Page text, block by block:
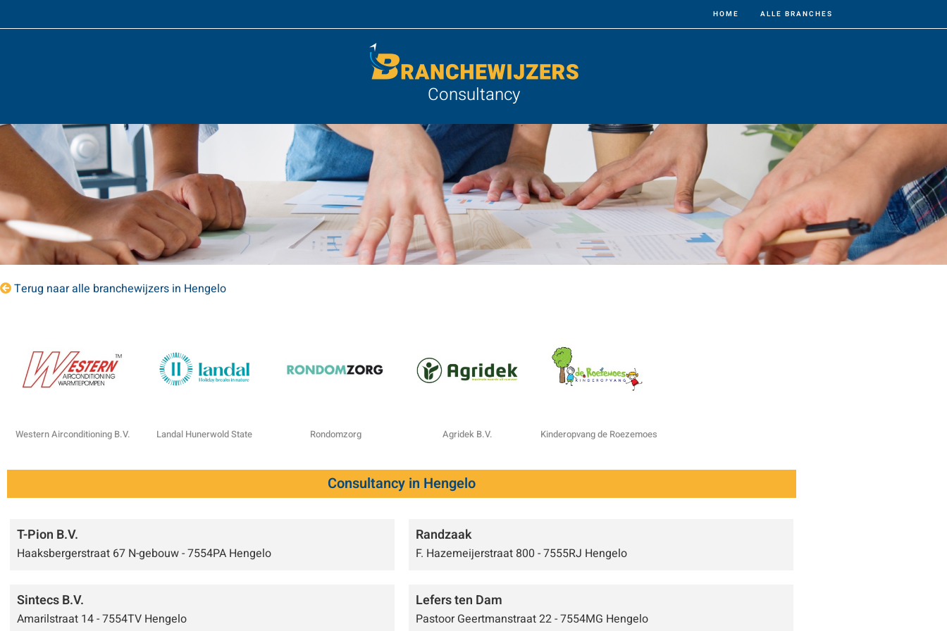
HOME ALLE BRANCHES
Consultancy
Terug naar alle branchewijzers in Hengelo
Western Airconditioning B.V. Landal Hunerwold State Rondomzorg Agridek B.V. Kinderopvang de Roezemoes
Consultancy in Hengelo
T-Pion B.V.
Haaksbergerstraat 67 N-gebouw - 7554PA Hengelo
Randzaak
F. Hazemeijerstraat 800 - 7555RJ Hengelo
Sintecs B.V.
Amarilstraat 14 - 7554TV Hengelo
Lefers ten Dam
Pastoor Geertmanstraat 22 - 7554MG Hengelo